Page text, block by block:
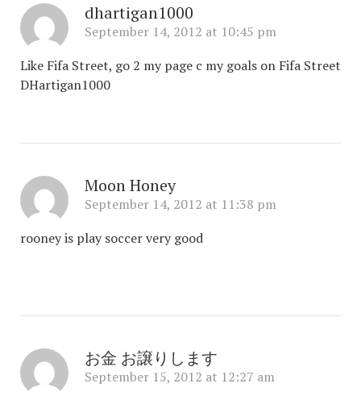
dhartigan1000
September 14, 2012 at 10:45 pm
Like Fifa Street, go 2 my page c my goals on Fifa Street
DHartigan1000
Moon Honey
September 14, 2012 at 11:38 pm
rooney is play soccer very good
お金 お譲りします
September 15, 2012 at 12:27 am